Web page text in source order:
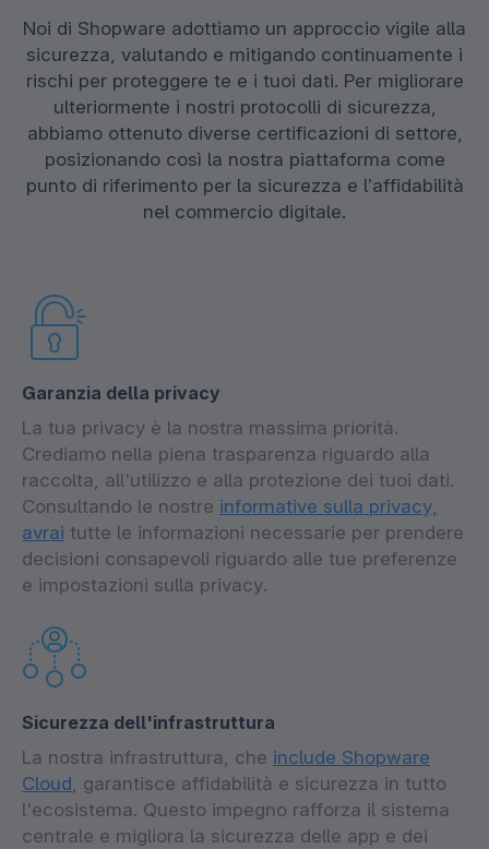
Noi di Shopware adottiamo un approccio vigile alla
sicurezza, valutando e mitigando continuamente i
rischi per proteggere te e i tuoi dati. Per migliorare
ulteriormente i nostri protocolli di sicurezza,
abbiamo ottenuto diverse certificazioni di settore,
posizionando così la nostra piattaforma come
punto di riferimento per la sicurezza e l’affidabilità
nel commercio digitale.
Garanzia della privacy
La tua privacy è la nostra massima priorità.
Crediamo nella piena trasparenza riguardo alla
raccolta, all'utilizzo e alla protezione dei tuoi dati.
Consultando le nostre informative sulla privacy,
avrai tutte le informazioni necessarie per prendere
decisioni consapevoli riguardo alle tue preferenze
e impostazioni sulla privacy.
Sicurezza dell'infrastruttura
La nostra infrastruttura, che include Shopware
Cloud, garantisce affidabilità e sicurezza in tutto
l'ecosistema. Questo impegno rafforza il sistema
centrale e migliora la sicurezza delle app e dei